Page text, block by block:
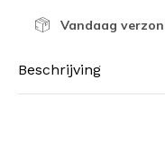
Vandaag
Beschrijving